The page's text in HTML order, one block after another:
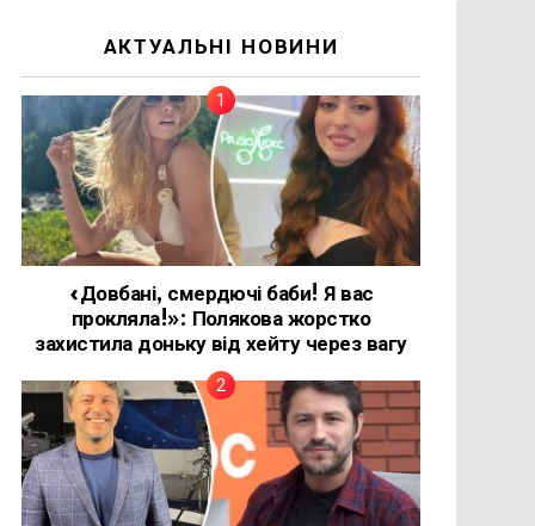
АКТУАЛЬНІ НОВИНИ
«Довбані, смердючі баби! Я вас
прокляла!»: Полякова жорстко
захистила доньку від хейту через вагу